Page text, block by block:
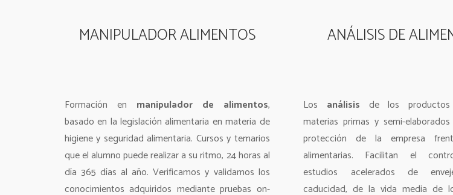
MANIPULADOR ALIMENTOS
Formación en manipulador de alimentos,
basado en la legislación alimentaria en materia de
higiene y seguridad alimentaria. Cursos y temarios
que el alumno puede realizar a su ritmo, 24 horas al
día 365 días al año. Verificamos y validamos los
conocimientos adquiridos mediante pruebas on-
ANÁLISIS DE
Los análisis de los productos
materias primas y semi-
protección de la empresa
alimentarias. Facilitan el
estudios acelerados de
caducidad, de la vida media de